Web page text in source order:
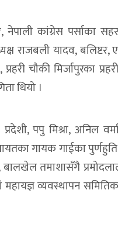
नेपाली कांग्रेस पर्साका
राजबली यादव,
चौकी मिर्जापुरका
थियो ।
प्रदेशी, पपु मिश्रा, अनिल
गायक गाईका
तमाशासँगै
व्यवस्थापन